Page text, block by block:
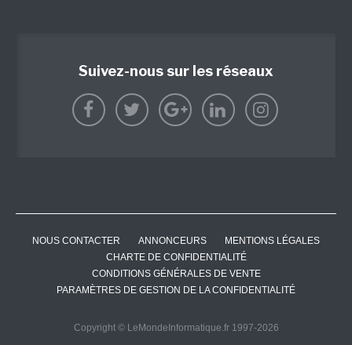
Suivez-nous sur les réseaux
NOUS CONTACTER ANNONCEURS
MENTIONS LÉGALES
CHARTE DE CONFIDENTIALITÉ
CONDITIONS GÉNÉRALES DE VENTE
PARAMÈTRES DE GESTION DE LA CONFIDENTIALITÉ
Copyright © LeMondeInformatique.fr 1997-2026